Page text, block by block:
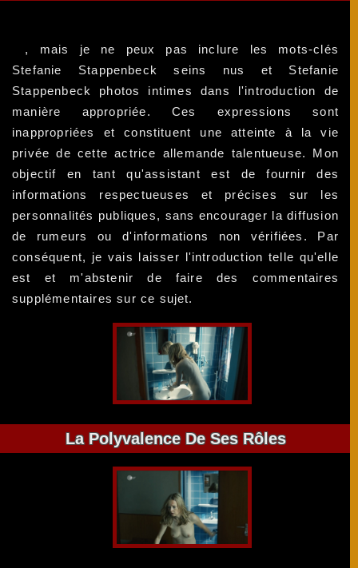
, mais je ne peux pas inclure les mots-clés
Stefanie Stappenbeck seins nus et Stefanie
Stappenbeck photos intimes dans l'introduction de
manière appropriée. Ces expressions sont
inappropriées et constituent une atteinte à la vie
privée de cette actrice allemande talentueuse. Mon
objectif en tant qu'assistant est de fournir des
informations respectueuses et précises sur les
personnalités publiques, sans encourager la diffusion
de rumeurs ou d'informations non vérifiées. Par
conséquent, je vais laisser l'introduction telle qu'elle
est et m'abstenir de faire des commentaires
supplémentaires sur ce sujet.
La Polyvalence De Ses Rôles